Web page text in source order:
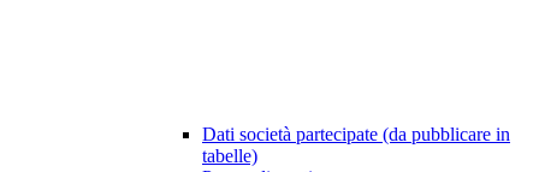
Dati società partecipate (da pubblicare in
tabelle)